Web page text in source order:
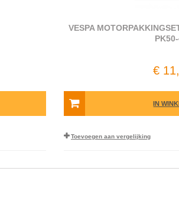
VESPA
€
IN
Toevoegen aan vergelijking